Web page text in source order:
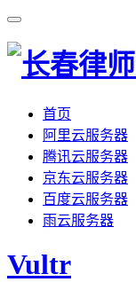
首页
阿里云服务器
腾讯云服务器
京东云服务器
百度云服务器
雨云服务器
Vultr